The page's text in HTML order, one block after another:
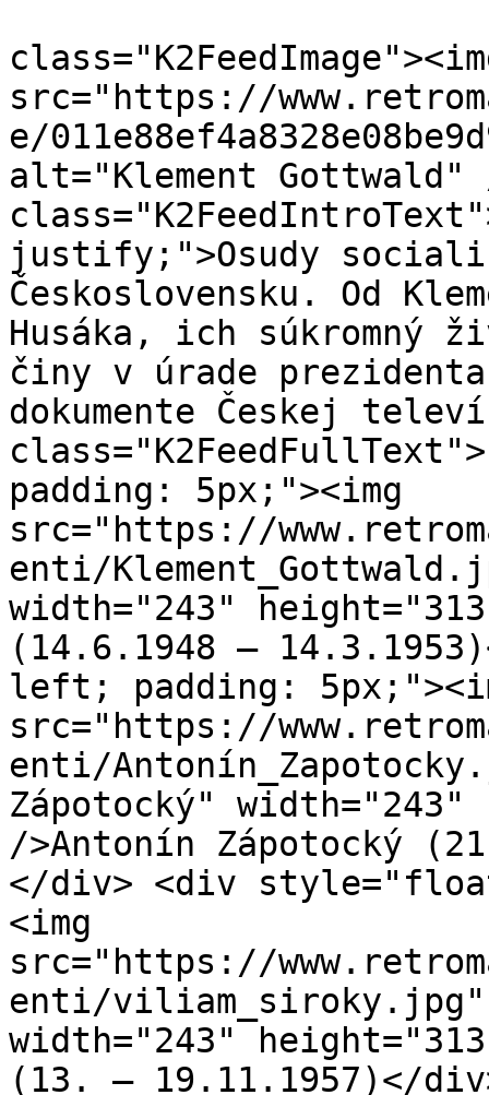
src="https://
e/
alt="Klement Gottwald"
justify;">Osudy
Československu. Od
Husáka, ich
činy v úrade
dokumente Českej
padding: 5px;"><img
src="https://
enti/
width="243"
(14.6.1948 –
left; padding:
src="https://
enti/
Zápotocký"
/>Antonín Zápotocký
</div> <div
<img
src="https://
enti/
width="243"
(13. – 19.11.1957)</